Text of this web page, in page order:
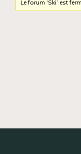
Le forum ‘Ski’ est